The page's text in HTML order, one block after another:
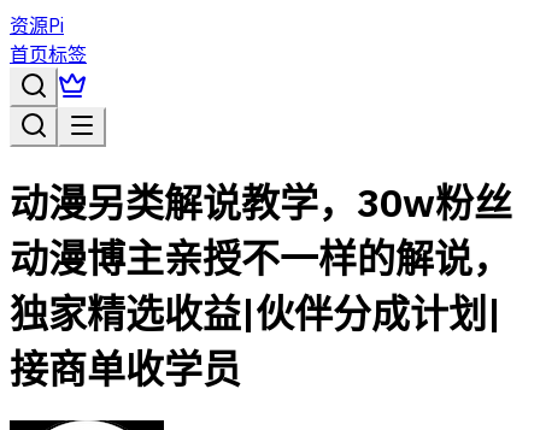
资源Pi
首页标签
动漫另类解说教学，30w粉丝
动漫博主亲授不一样的解说，
独家精选收益|伙伴分成计划|
接商单收学员